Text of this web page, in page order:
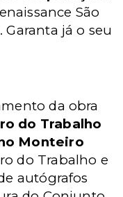
São
Garanta já o seu
da obra
do Trabalho
Monteiro
do Trabalho e
autógrafos